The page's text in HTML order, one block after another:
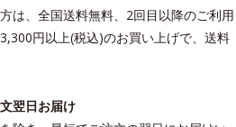
は、全国送料無料、2回目以降のご利用
円以上(税込)のお買い上げで、送料
翌日お届け